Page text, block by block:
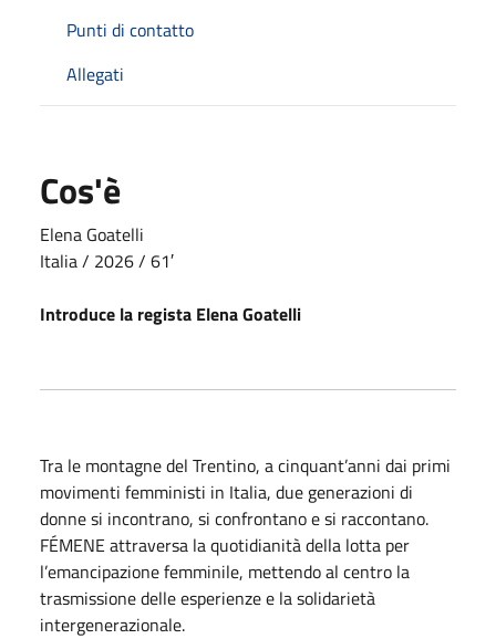
Punti di contatto
Allegati
Cos'è
Elena Goatelli
Italia/ 2026 / 61′
Introduce la regista Elena Goatelli
Tra le montagne del Trentino, a cinquant’anni dai primi
movimenti femministi in Italia, due generazioni di
donne si incontrano, si confrontano e si raccontano.
FÉMENE attraversa la quotidianità della lotta per
l’emancipazione femminile, mettendo al centro la
trasmissione delle esperienze e la solidarietà
intergenerazionale.